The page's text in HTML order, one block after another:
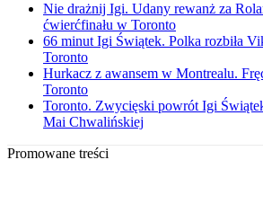
Nie drażnij Igi. Udany rewanż za
ćwierćfinału w Toronto
66 minut Igi Świątek. Polka rozbiła
Toronto
Hurkacz z awansem w Montrealu.
Toronto
Toronto. Zwycięski powrót Igi
Mai Chwalińskiej
Promowane treści